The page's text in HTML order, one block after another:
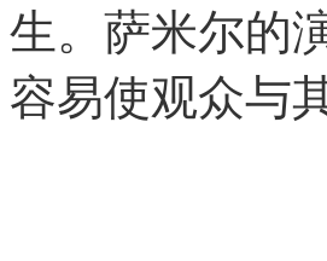
生。萨米尔的
容易使观众与